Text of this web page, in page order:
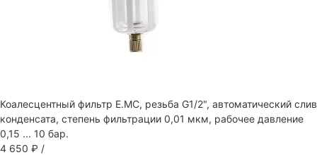
Коалесцентный фильтр E.MC, резьба G1/2", автоматический слив
конденсата, степень фильтрации 0,01 мкм, рабочее давление
0,15 ... 10 бар.
4 650 ₽ /